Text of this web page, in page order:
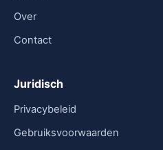
Over
Contact
Juridisch
Privacybeleid
Gebruiksvoorwaarden